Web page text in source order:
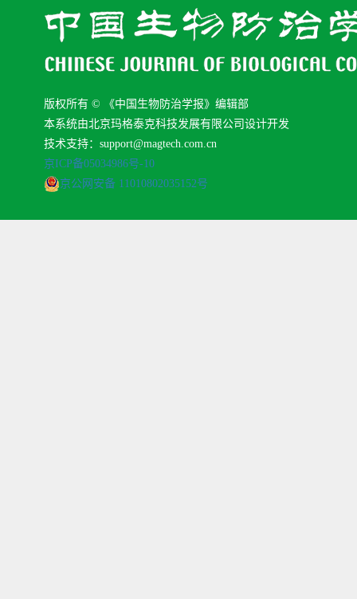
版权所有 © 《中国生物防治学报》编辑部
本系统由北京玛格泰克科技发展有限公司设计开发
技术支持：support@magtech.com.cn
京ICP备05034986号-10
京公网安备 11010802035152号